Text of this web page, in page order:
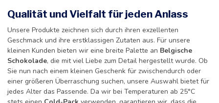
Qualität und Vielfalt für jeden Anlass
Unsere Produkte zeichnen sich durch ihren exzellenten
Geschmack und ihre erstklassigen Zutaten aus. Für unsere
kleinen Kunden bieten wir eine breite Palette an Belgische
Schokolade, die mit viel Liebe zum Detail hergestellt wurde. Ob
Sie nun nach einem kleinen Geschenk für zwischendurch oder
einer größeren Überraschung suchen, unsere Auswahl bietet für
jedes Alter das Passende. Da wir bei Temperaturen ab 25°C